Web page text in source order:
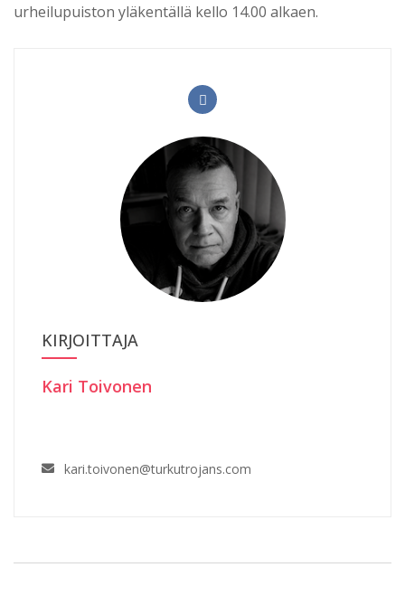
urheilupuiston yläkentällä kello 14.00 alkaen.
KIRJOITTAJA
Kari Toivonen
kari.toivonen@turkutrojans.com